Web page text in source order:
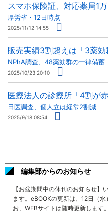
スマホ保険証、対応薬局1
厚労省・12日時点
2025/11/12 14:55
販売実績3割超えは「3薬効
NPhA調査、48薬効群の一律備蓄
2025/10/23 20:10
医療法人の診療所「4割が赤
日医調査、個人立は経常2割減
2025/9/18 08:54
編集部からのお知らせ
【お盆期間中の休刊のお知らせ
ます。eBOOKの更新は、12日（
お、WEBサイトは随時更新します。